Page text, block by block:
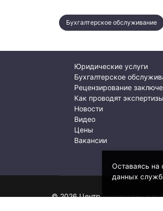
Оставаясь на
данных
Бухгалтерское обслуживание
Юридические услуги
Бухгалтерское
Рецензирование
Как проводят экспертизы
Новости
Видео
Цены
Вакансии
© 2026 Центр экспертизы и